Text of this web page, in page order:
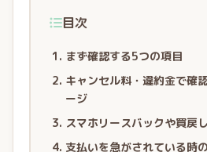
目次
まず確認する5つの項目
キャンセル料・違約金で確
ージ
スマホリースバックや買戻
支払いを急がされている時